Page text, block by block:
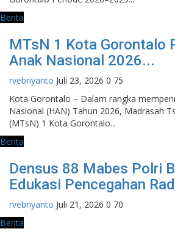
Berita
MTsN 1 Kota Gorontalo
Anak Nasional 2026...
rvebriyanto Juli 23, 2026 0 75
Kota Gorontalo – Dalam rangka
Nasional (HAN) Tahun 2026, Madrasah
(MTsN) 1 Kota Gorontalo...
Berita
Densus 88 Mabes Polri
Edukasi Pencegahan
rvebriyanto Juli 21, 2026 0 70
Berita